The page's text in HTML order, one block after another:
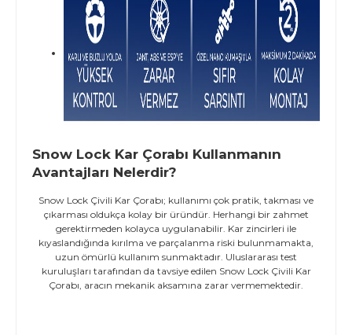
Snow Lock Kar Çorabı Kullanmanın
Avantajları Nelerdir?
Snow Lock Çivili Kar Çorabı; kullanımı çok pratik, takması ve
çıkarması oldukça kolay bir üründür. Herhangi bir zahmet
gerektirmeden kolayca uygulanabilir. Kar zincirleri ile
kıyaslandığında kırılma ve parçalanma riski bulunmamakta,
uzun ömürlü kullanım sunmaktadır. Uluslararası test
kuruluşları tarafından da tavsiye edilen Snow Lock Çivili Kar
Çorabı, aracın mekanik aksamına zarar vermemektedir.